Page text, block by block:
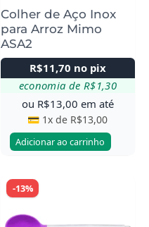
Colher de Aço Inox
para Arroz Mimo
ASA2
R$11,70 no pix
economia de R$1,30
ou R$13,00 em até
💳 1x de R$13,00
Adicionar ao carrinho
-13%